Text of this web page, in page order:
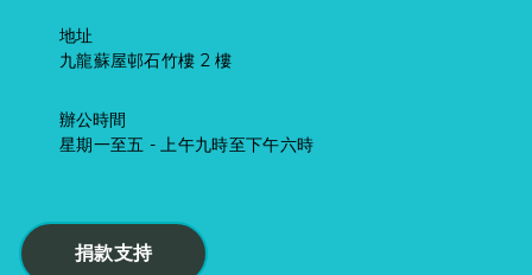
地址
九龍蘇屋邨石竹樓 2 樓
辦公時間
星期一至五 - 上午九時至下午六時
捐款支持